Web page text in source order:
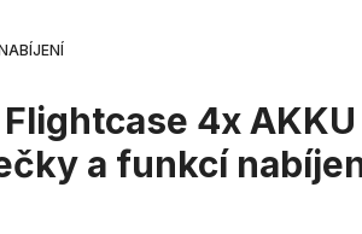
Flightcase 4x AKKU
a funkcí